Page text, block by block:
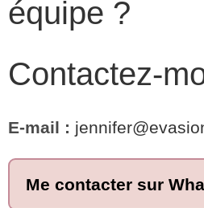
équipe ?
Contactez-
E-mail :
Me contacter sur